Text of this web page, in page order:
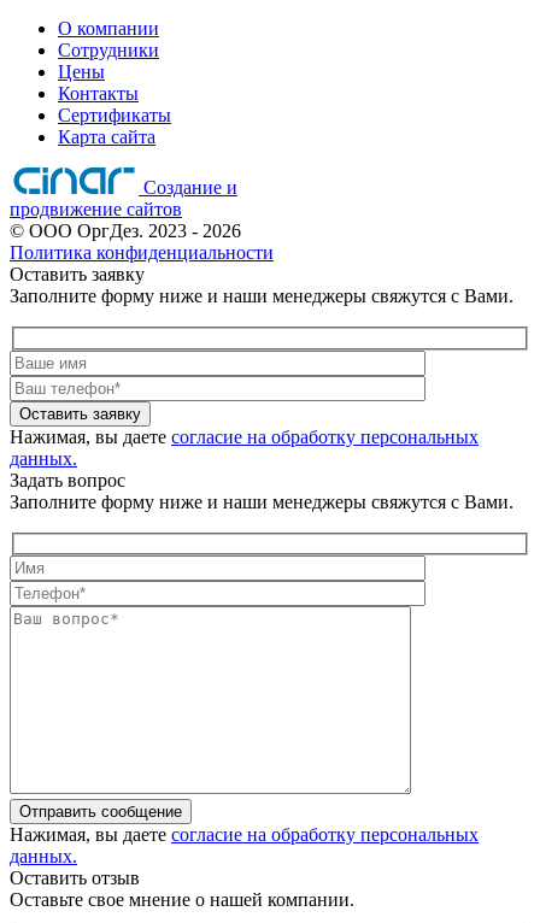
О компании
Сотрудники
Цены
Контакты
Сертификаты
Карта сайта
Создание и
продвижение сайтов
© ООО ОргДез. 2023 - 2026
Политика конфиденциальности
Оставить заявку
Заполните форму ниже и наши менеджеры свяжутся с Вами.
Оставить заявку
Нажимая, вы даете согласие на обработку персональных
данных.
Задать вопрос
Заполните форму ниже и наши менеджеры свяжутся с Вами.
Отправить сообщение
Нажимая, вы даете согласие на обработку персональных
данных.
Оставить отзыв
Оставьте свое мнение о нашей компании.